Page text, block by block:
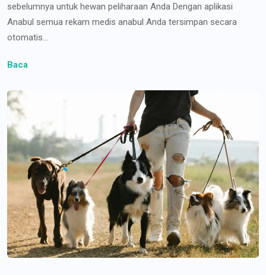
sebelumnya untuk hewan peliharaan Anda Dengan aplikasi
Anabul semua rekam medis anabul Anda tersimpan secara
otomatis...
Baca